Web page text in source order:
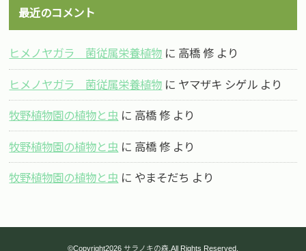
最近のコメント
ヒメノヤガラ 菌従属栄養植物 に 高橋 修 より
ヒメノヤガラ 菌従属栄養植物 に ヤマザキ シゲル より
牧野植物園の植物と虫 に 高橋 修 より
牧野植物園の植物と虫 に 高橋 修 より
牧野植物園の植物と虫 に やまそだち より
©Copyright2026 サラノキの森 .All Rights Reserved.